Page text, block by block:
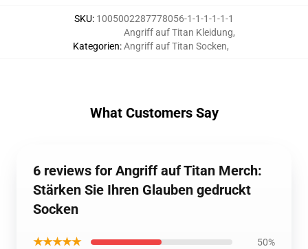
SKU: 1005002287778056-1-1-1-1-1-1
Kategorien:
Angriff auf Titan Kleidung,
Angriff auf Titan Socken,
What Customers Say
6 reviews for Angriff auf Titan Merch:
Stärken Sie Ihren Glauben gedruckt
Socken
★★★★★ 50%